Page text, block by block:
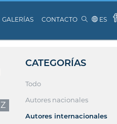
GALERÍAS CONTACTO ES
Z
CATEGORÍAS
Todo
Autores nacionales
Autores internacionales